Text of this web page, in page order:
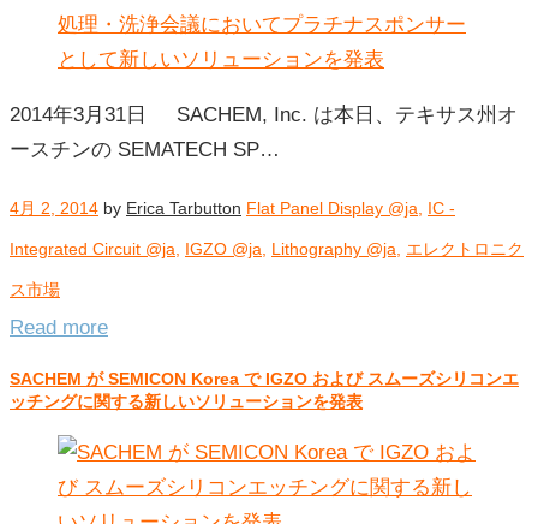
2014年3月31日 SACHEM, Inc. は本日、テキサス州オ
ースチンの SEMATECH SP…
4月 2, 2014 by Erica Tarbutton Flat Panel Display @ja IC -
Integrated Circuit @ja IGZO @ja Lithography @ja エレクトロニク
ス市場
Read more
SACHEM が SEMICON Korea で IGZO および スムーズシリコンエ
ッチングに関する新しいソリューションを発表